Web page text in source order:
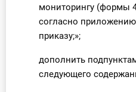
мониторингу (формы
согласно
приказу;»;
дополнить
следующего